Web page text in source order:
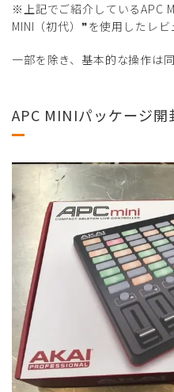
※上記でご紹介しているAPC
MINI（初代）❞を使用したレビ
一部を除き、基本的な操作は同
APC MINIパッケージ開